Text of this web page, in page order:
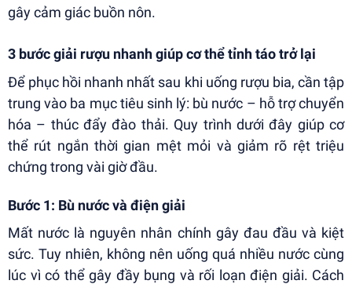
gây cảm giác buồn nôn.
3 bước giải rượu nhanh giúp cơ thể tỉnh táo trở lại
Để phục hồi nhanh nhất sau khi uống rượu bia, cần tập
trung vào ba mục tiêu sinh lý: bù nước – hỗ trợ chuyển
hóa – thúc đẩy đào thải. Quy trình dưới đây giúp cơ
thể rút ngắn thời gian mệt mỏi và giảm rõ rệt triệu
chứng trong vài giờ đầu.
Bước 1: Bù nước và điện giải
Mất nước là nguyên nhân chính gây đau đầu và kiệt
sức. Tuy nhiên, không nên uống quá nhiều nước cùng
lúc vì có thể gây đầy bụng và rối loạn điện giải. Cách